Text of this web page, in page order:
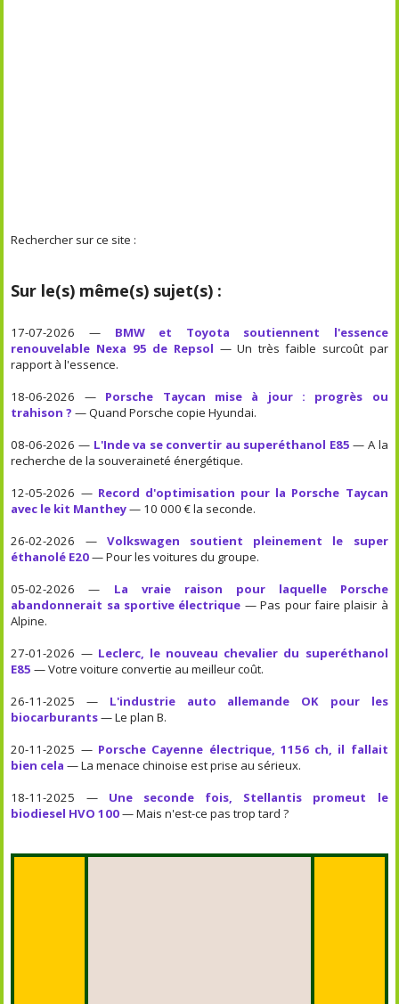
Rechercher sur ce site :
Sur le(s) même(s) sujet(s) :
17-07-2026 — BMW et Toyota soutiennent l'essence
renouvelable Nexa 95 de Repsol — Un très faible surcoût par
rapport à l'essence.
18-06-2026 — Porsche Taycan mise à jour : progrès ou
trahison ? — Quand Porsche copie Hyundai.
08-06-2026 — L'Inde va se convertir au superéthanol E85 — A la
recherche de la souveraineté énergétique.
12-05-2026 — Record d'optimisation pour la Porsche Taycan
avec le kit Manthey— 10 000 € la seconde.
26-02-2026 — Volkswagen soutient pleinement le super
éthanolé E20— Pour les voitures du groupe.
05-02-2026 — La vraie raison pour laquelle Porsche
abandonnerait sa sportive électrique — Pas pour faire plaisir à
Alpine.
27-01-2026 — Leclerc, le nouveau chevalier du superéthanol
E85 — Votre voiture convertie au meilleur coût.
26-11-2025 — L'industrie auto allemande OK pour les
biocarburants— Le plan B.
20-11-2025 — Porsche Cayenne électrique, 1156 ch, il fallait
bien cela — La menace chinoise est prise au sérieux.
18-11-2025 — Une seconde fois, Stellantis promeut le
biodiesel HVO 100— Mais n'est-ce pas trop tard ?